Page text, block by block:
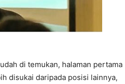
di temukan, halaman pertama
disukai daripada posisi lainnya,